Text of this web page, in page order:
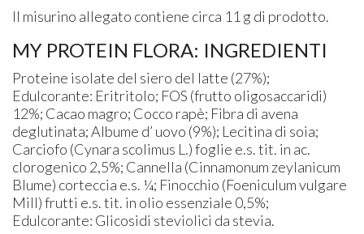
Il misurino allegato contiene circa 11 g di prodotto.
MY PROTEIN FLORA: INGREDIENTI
Proteine isolate del siero del latte (27%);
Edulcorante: Eritritolo; FOS (frutto oligosaccaridi)
12%; Cacao magro; Cocco rapè; Fibra di avena
deglutinata; Albume d’ uovo (9%); Lecitina di soia;
Carciofo (Cynara scolimus L.) foglie e.s. tit. in ac.
clorogenico 2,5%; Cannella (Cinnamonum zeylanicum
Blume) corteccia e.s. ¼; Finocchio (Foeniculum vulgare
Mill) frutti e.s. tit. in olio essenziale 0,5%;
Edulcorante: Glicosidi steviolici da stevia.